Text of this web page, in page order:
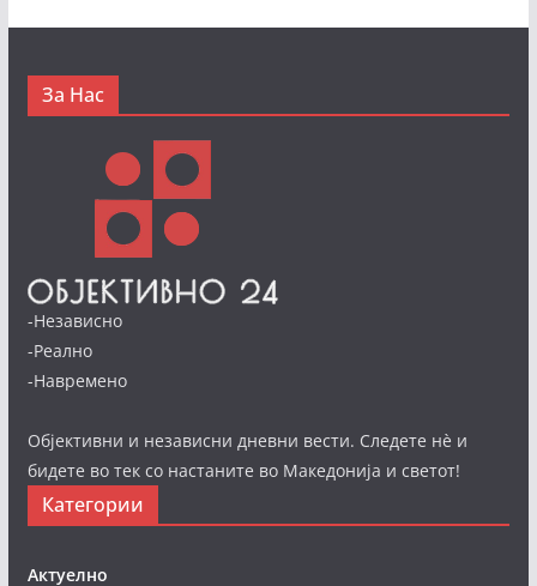
За Нас
-Независно
-Реално
-Навремено
Објективни и независни дневни вести. Следете нè и
бидете во тек со настаните во Македонија и светот!
Категории
Актуелно